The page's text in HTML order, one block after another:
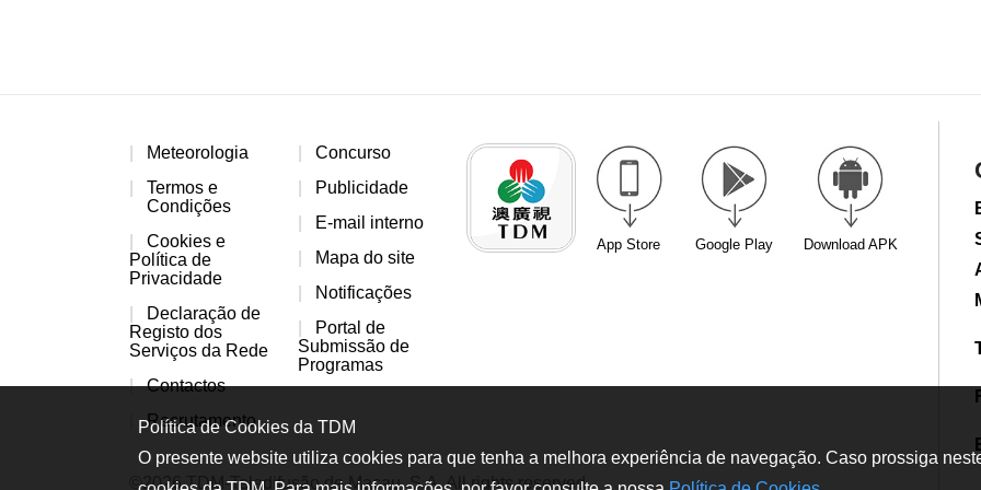
Meteorologia
Termos e
Condições
Cookies e
Política de
Privacidade
Declaração de
Registo dos
Serviços da Rede
Contactos
Recrutamento
Concurso
Publicidade
E-mail interno
Mapa do site
Notificações
Portal de
Submissão de
Programas
App Store Google Play Download APK
©2026 TDM-Teledifusão de Macau, S.A. All rights reserved
Política de Cookies da TDM
O presente website utiliza cookies para que tenha a melhora experiência de navegação. Caso prossiga